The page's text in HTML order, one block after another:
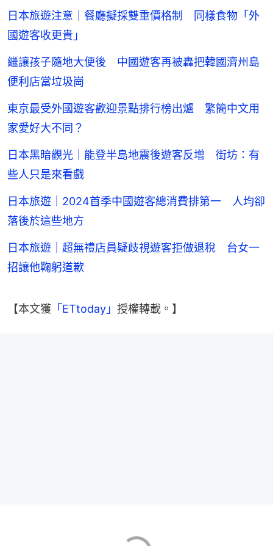
日本旅遊注意｜餐廳擬採雙重價格制 同樣食物「外
國遊客收更貴」
繼讓孩子隨地大便後 中國遊客再被轟把韓國濟州島
便利店當垃圾崗
東京最受外國遊客歡迎景點排行榜出爐 繁簡中文用
家愛好大不同？
日本黑暗觀光｜能登半島地震後遊客反增 街坊：有
些人只是來看戲
日本旅遊｜2024首季中國遊客總消費排第一 人均卻
落後於這些地方
日本旅遊｜超無禮店員疑歧視遊客拒做退稅 台女一
招讓他鞠躬道歉
【本文獲 「ETtoday」 授權轉載。】